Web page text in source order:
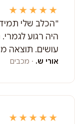
★★★★★
"הכלב שלי
היה רגוע
עושים. תוצאה
אורי ש. · מכבים
★★★★★